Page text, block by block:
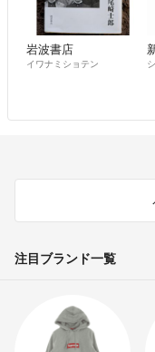
岩波書店
イワナミショテン
注目ブランド一覧